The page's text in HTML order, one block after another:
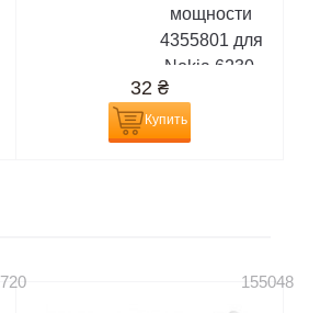
мощности
4355801 для
Nokia 6230,
6230i, 9300,
32₴
Купить
155048